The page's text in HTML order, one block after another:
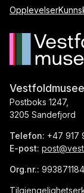
Opplevelser
Postboks 1247,
3205 Sandefjord
Telefon: +47 917
E-post:
Org.nr.: 993871184